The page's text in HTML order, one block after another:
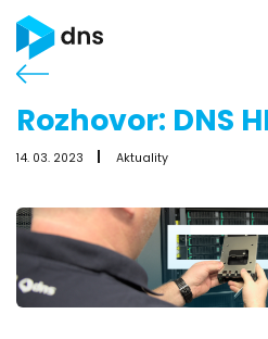
Rozhovor: DNS
14. 03. 2023 Aktuality